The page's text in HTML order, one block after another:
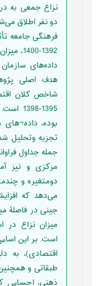
نزاع جمعی به
دو نفر اطلاق
فرهنگی جامعه
1392-
داده‌های
هدف اصلی
شاخص کلان
1395-
تجزیه وتحلیل
جمله جداول
مرکزی و نیز
دومتغیره و
می‌دهد که
میزان نزاع در
است. بر این
اقتصادی)، به
طبقاتی و
ذهنی، احساس